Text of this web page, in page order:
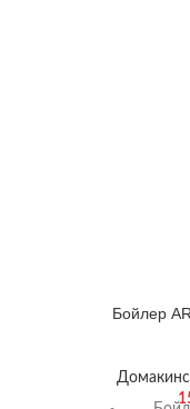
Бойлер